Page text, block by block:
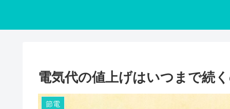
電気代の値上げはいつまで続
節電